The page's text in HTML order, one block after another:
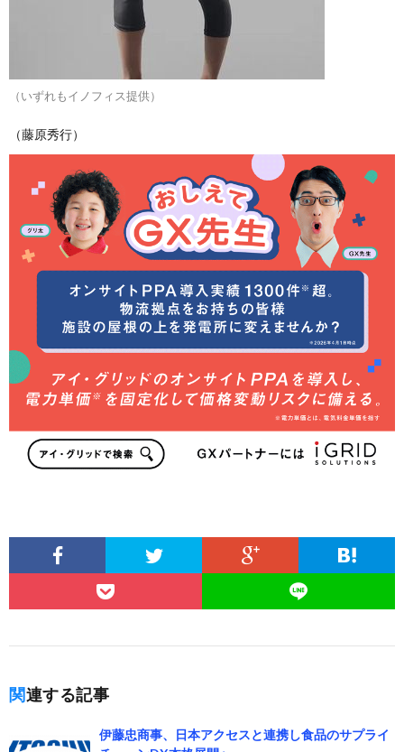
（いずれもイノフィス提供）
（藤原秀行）
関連する記事
伊藤忠商事、日本アクセスと連携し食品のサプライ